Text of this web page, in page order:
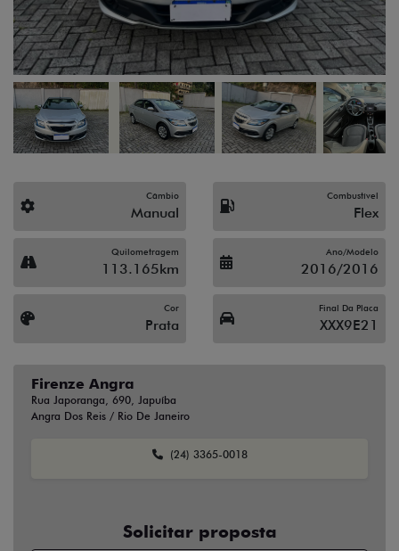
Câmbio
Manual
Combustível
Flex
Quilometragem
113.165km
Ano/Modelo
2016/2016
Cor
Prata
Final Da Placa
XXX9E21
Firenze Angra
Rua Japoranga, 690, Japuíba
Angra Dos Reis / Rio De Janeiro
(24) 3365-0018
Solicitar proposta